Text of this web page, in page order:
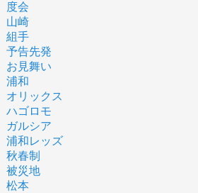
度会
山崎
組手
予告先発
お見舞い
浦和
オリックス
ハゴロモ
ガルシア
浦和レッズ
秋春制
被災地
松本